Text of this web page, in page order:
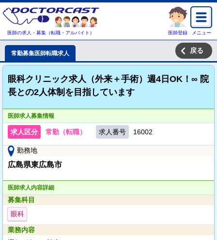
医師の求人・募集（転職・アルバイト） 医師登録 メニュー
常勤募集医師転職求人 戻る
眼科クリニック求人（外来＋手術）週4日OK！∞ 院
長との2人体制を目指しています
医師求人募集情報
求人区分 常勤（転職） 求人番号 16002
勤務地
広島県東広島市
医師求人内容詳細
募集科目
眼科
業務内容